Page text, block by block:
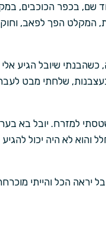
שם, בכפר הכוכבים,
המקלט הפך לפאב,
שיובל הגיע אלי
שלחתי מבט
למזרח. יובל בא
והוא לא היה יכול
יראה הכל והייתי